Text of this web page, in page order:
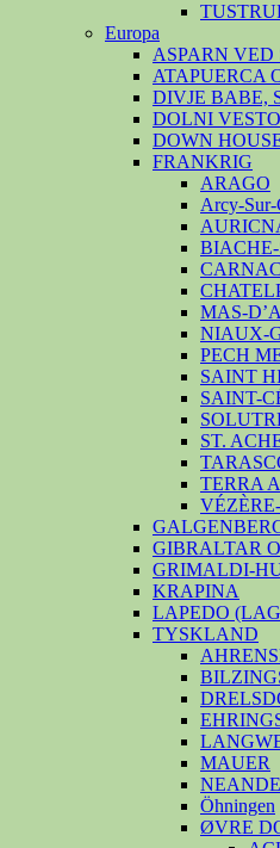
Europa
ASPARN
ATAPUERCA
DIVJE BABE,
DOLNI
DOWN
FRANKRIG
ARAGO
Arcy-Sur-
CARNAC
MAS-
NIAUX-
PECH
SAINT
SAINT-
ST.
TERRA
GIBRALTAR
GRIMALDI-
KRAPINA
LAPEDO
TYSKLAND
MAUER
Öhningen
ØVRE